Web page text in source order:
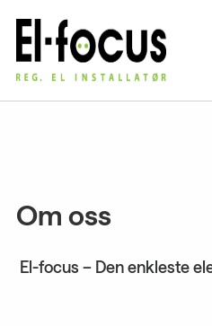
Gå
til
Om oss
El-focus – Den enkleste